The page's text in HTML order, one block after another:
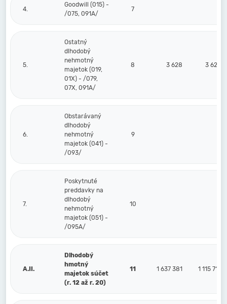
4.
Goodwill (015) -
/075, 091A/
7
5.
Ostatný
dlhodobý
nehmotný
majetok (019,
01X) - /079,
07X, 091A/
8 3 628 3 628
6.
Obstarávaný
dlhodobý
nehmotný
majetok (041) -
/093/
9
7.
Poskytnuté
preddavky na
dlhodobý
nehmotný
majetok (051) -
/095A/
10
A.II.
Dlhodobý
hmotný
majetok súčet
(r. 12 až r. 20)
11 1 637 381 1 115 719